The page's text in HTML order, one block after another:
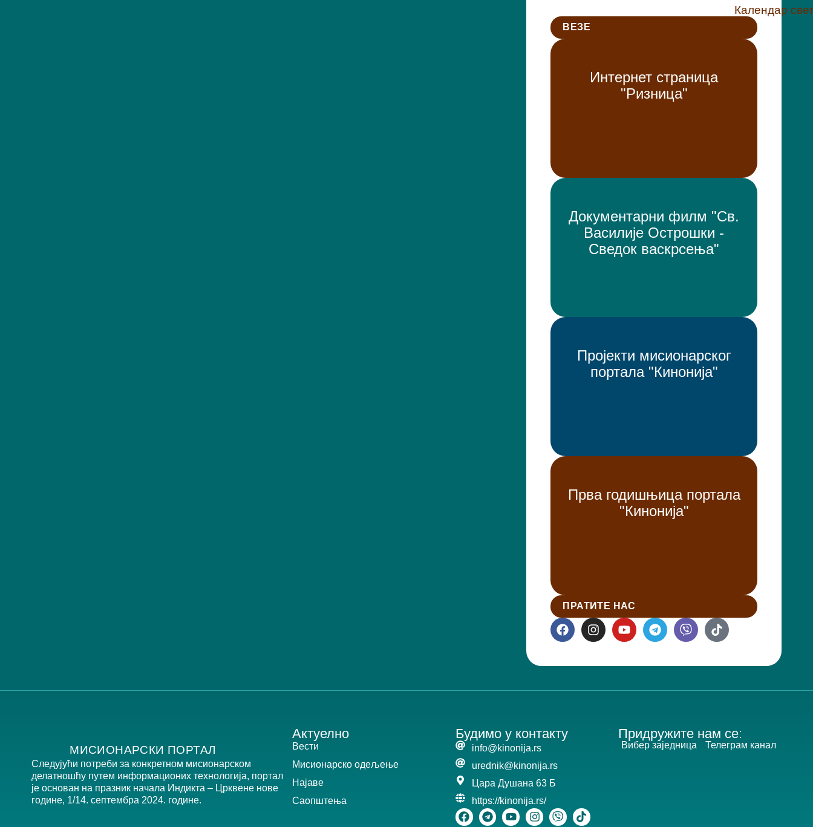
Календар
ВЕЗЕ
Интернет страница
"Ризница"
Документарни филм "Св.
Василије Острошки -
Сведок васкрсења"
Пројекти мисионарског
портала "Кинонија"
Прва годишњица портала
"Кинонија"
ПРАТИТЕ НАС
МИСИОНАРСКИ ПОРТАЛ
Следујући потреби за конкретном мисионарском
делатношћу путем информационих технологија, портал
је основан на празник начала Индикта – Црквене нове
године, 1/14. септембра 2024. године.
Актуелно
Вести
Мисионарско одељење
Најаве
Саопштења
Будимо у контакту
info@kinonija.rs
urednik@kinonija.rs
Цара Душана 63 Б
https://kinonija.rs/
Придружите нам се:
Вибер заједница Телеграм канал